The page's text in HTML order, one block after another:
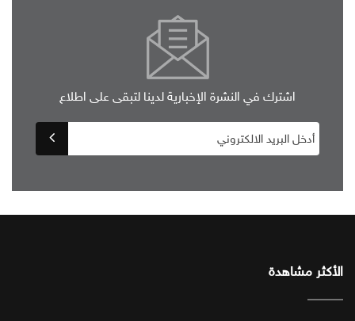
اشترك في النشرة الإخبارية لدينا لتبقى على اطلاع
الأكثر مشاهدة